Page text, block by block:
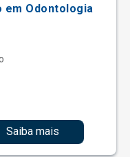
em Odontologia
Saiba mais